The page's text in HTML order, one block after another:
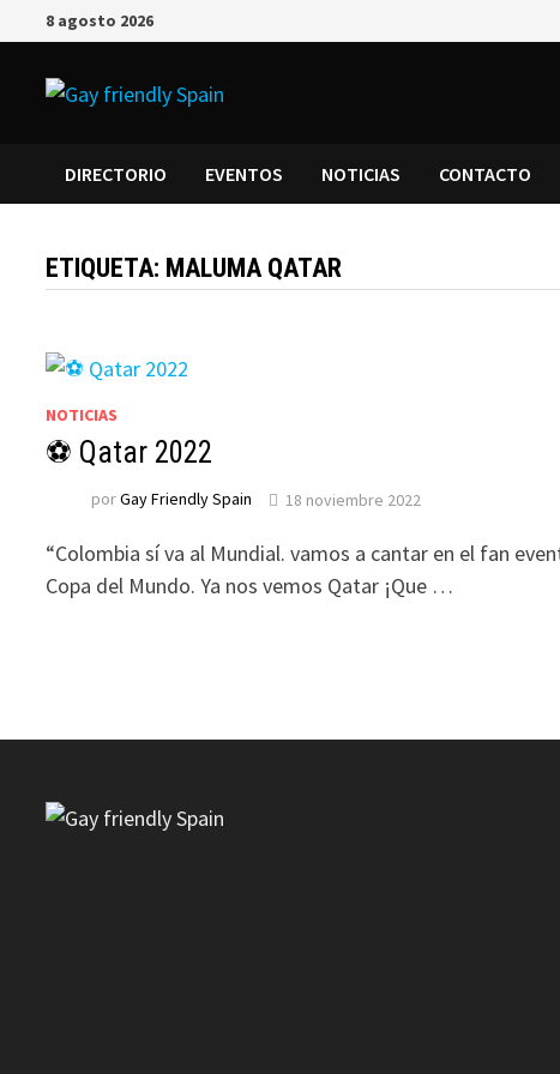
8 agosto 2026
DIRECTORIO EVENTOS NOTICIAS CONTACTO
ETIQUETA: MALUMA QATAR
NOTICIAS
⚽ Qatar 2022
porGay Friendly Spain 18 noviembre 2022
“Colombia sí va al Mundial. vamos a cantar en el fan
Copa del Mundo. Ya nos vemos Qatar ¡Que …